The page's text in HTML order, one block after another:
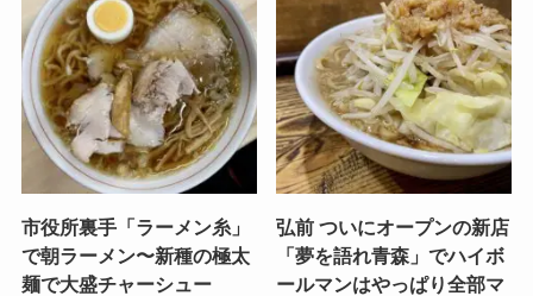
市役所裏手「ラーメン糸」
で朝ラーメン〜新種の極太
麺で大盛チャーシュー
弘前 ついにオープンの新店
「夢を語れ青森」でハイボ
ールマンはやっぱり全部マ